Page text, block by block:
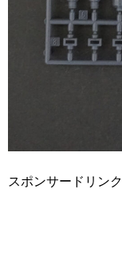
スポンサードリンク